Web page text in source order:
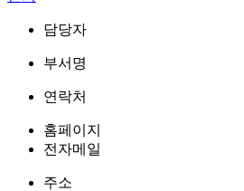
담당자
부서명
연락처
홈페이지
전자메일
주소